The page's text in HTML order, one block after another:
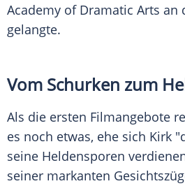
Academy of Dramatic Arts an
gelangte.
Vom Schurken zum
Als die ersten Filmangebote
es noch etwas, ehe sich Kirk
seine Heldensporen
seiner markanten